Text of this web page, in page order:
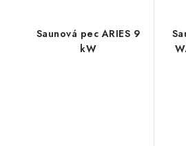
Saunová pec ARIES 9
kW